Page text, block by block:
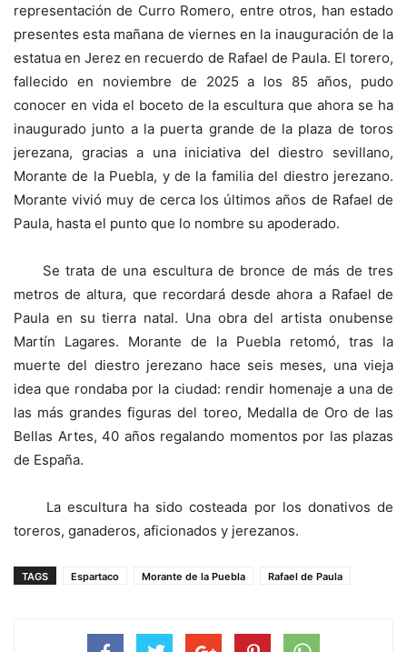
representación de Curro Romero, entre otros, han estado
presentes esta mañana de viernes en la inauguración de la
estatua en Jerez en recuerdo de Rafael de Paula. El torero,
fallecido en noviembre de 2025 a los 85 años, pudo
conocer en vida el boceto de la escultura que ahora se ha
inaugurado junto a la puerta grande de la plaza de toros
jerezana, gracias a una iniciativa del diestro sevillano,
Morante de la Puebla, y de la familia del diestro jerezano.
Morante vivió muy de cerca los últimos años de Rafael de
Paula, hasta el punto que lo nombre su apoderado.
Se trata de una escultura de bronce de más de tres
metros de altura, que recordará desde ahora a Rafael de
Paula en su tierra natal. Una obra del artista onubense
Martín Lagares. Morante de la Puebla retomó, tras la
muerte del diestro jerezano hace seis meses, una vieja
idea que rondaba por la ciudad: rendir homenaje a una de
las más grandes figuras del toreo, Medalla de Oro de las
Bellas Artes, 40 años regalando momentos por las plazas
de España.
La escultura ha sido costeada por los donativos de
toreros, ganaderos, aficionados y jerezanos.
TAGS Espartaco Morante de la Puebla Rafael de Paula